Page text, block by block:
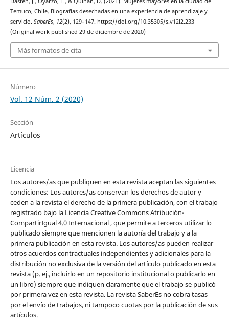
Temuco, Chile. Biografías desechadas en una experiencia de aprendizaje y
servicio. SaberEs, 12(2), 129–147. https://doi.org/10.35305/s.v12i2.233
(Original work published 29 de diciembre de 2020)
Más formatos de cita
Número
Vol. 12 Núm. 2 (2020)
Sección
Artículos
Licencia
Los autores/as que publiquen en esta revista aceptan las siguientes
condiciones: Los autores/as conservan los derechos de autor y
ceden a la revista el derecho de la primera publicación, con el trabajo
registrado bajo la Licencia Creative Commons Atribución-
CompartirIgual 4.0 Internacional , que permite a terceros utilizar lo
publicado siempre que mencionen la autoría del trabajo y a la
primera publicación en esta revista. Los autores/as pueden realizar
otros acuerdos contractuales independientes y adicionales para la
distribución no exclusiva de la versión del artículo publicado en esta
revista (p. ej., incluirlo en un repositorio institucional o publicarlo en
un libro) siempre que indiquen claramente que el trabajo se publicó
por primera vez en esta revista. La revista SaberEs no cobra tasas
por el envío de trabajos, ni tampoco cuotas por la publicación de sus
artículos.